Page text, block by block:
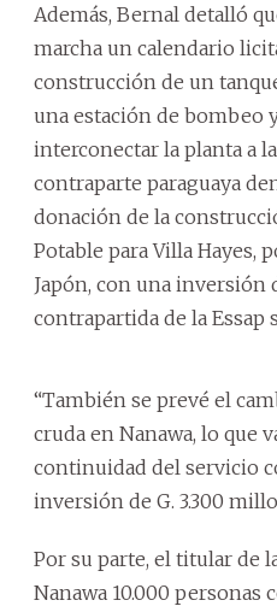
Además, Bernal detalló
marcha un calendario
construcción de un
una estación de bombeo
interconectar la planta a
contraparte paraguaya
donación de la
Potable para Villa Hayes,
Japón, con una inversión
contrapartida de la Essap
“También se prevé el
cruda en Nanawa, lo que
continuidad del servicio
inversión de G. 3.300
Por su parte, el titular de
Nanawa 10.000 personas